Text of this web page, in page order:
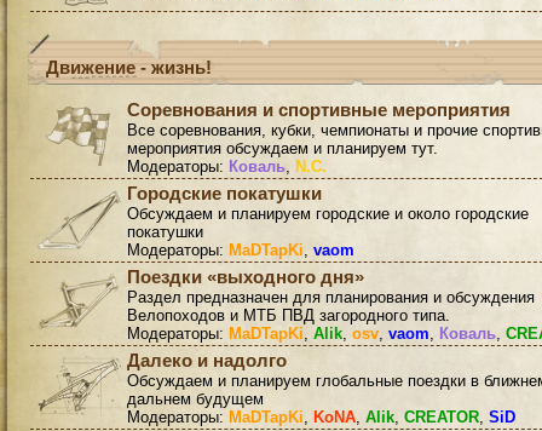
Движение - жизнь!
Соревнования и спортивные мероприятия
Все соревнования, кубки, чемпионаты и прочие
мероприятия обсуждаем и планируем тут.
Модераторы: Коваль, N.C.
Городские покатушки
Обсуждаем и планируем городские и около городские
покатушки
Модераторы: MaDTapKi, vaom
Поездки «выходного дня»
Раздел предназначен для планирования и обсуждения
Велопоходов и МТБ ПВД загородного типа.
Модераторы: MaDTapKi, Alik, osv, vaom, Коваль,
Далеко и надолго
Обсуждаем и планируем глобальные поездки в
дальнем будущем
Модераторы: MaDTapKi, KoNA, Alik, CREATOR, SiD